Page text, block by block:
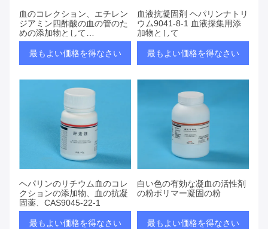
血のコレクション、エチレン
ジアミン四酢酸の血の管のた
めの添加物として
Dipotassiumエチレンジアミ
ン四酢酸
最もよい価格を得なさい
血液抗凝固剤 ヘパリンナトリ
ウム9041-8-1 血液採集用添
加物として
最もよい価格を得なさい
ヘパリンのリチウム血のコレ
クションの添加物、血の抗凝
固薬、CAS9045-22-1
最もよい価格を得なさい
白い色の有効な凝血の活性剤
の粉ポリマー凝固の粉
最もよい価格を得なさい